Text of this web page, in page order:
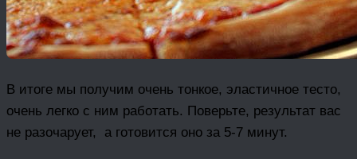
В итоге мы получим очень тонкое, эластичное тесто,
очень легко с ним работать. Поверьте, результат вас
не разочарует, а готовится оно за 5-7 минут.